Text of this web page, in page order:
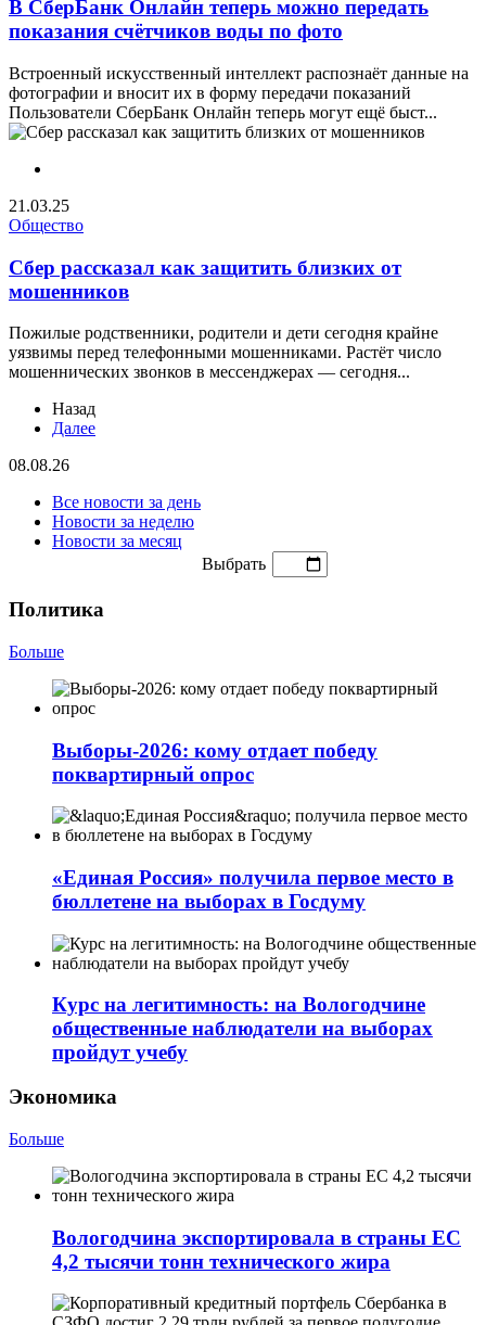
В СберБанк Онлайн теперь можно передать
показания счётчиков воды по фото
Встроенный искусственный интеллект распознаёт данные на
фотографии и вносит их в форму передачи показаний
Пользователи СберБанк Онлайн теперь могут ещё быст...
21.03.25
Общество
Сбер рассказал как защитить близких от
мошенников
Пожилые родственники, родители и дети сегодня крайне
уязвимы перед телефонными мошенниками. Растёт число
мошеннических звонков в мессенджерах — сегодня...
Назад
Далее
08.08.26
Все новости за день
Новости за неделю
Новости за месяц
Выбрать
Политика
Больше
Выборы-2026: кому отдает победу
поквартирный опрос
«Единая Россия» получила первое место в
бюллетене на выборах в Госдуму
Курс на легитимность: на Вологодчине
общественные наблюдатели на выборах
пройдут учебу
Экономика
Больше
Вологодчина экспортировала в страны ЕС
4,2 тысячи тонн технического жира